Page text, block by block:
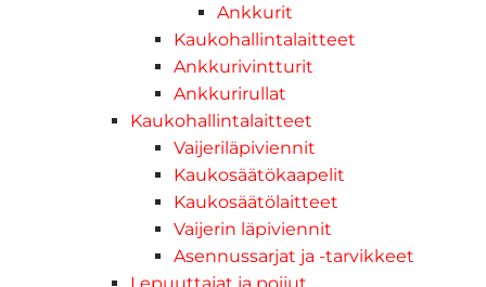
Ankkurit
Kaukohallintalaitteet
Ankkurivintturit
Ankkurirullat
Kaukohallintalaitteet
Vaijeriläpiviennit
Kaukosäätökaapelit
Kaukosäätölaitteet
Vaijerin läpiviennit
Asennussarjat ja -tarvikkeet